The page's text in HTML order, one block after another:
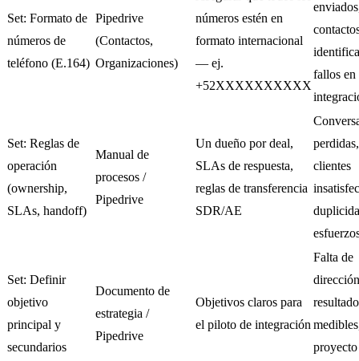
Set: Formato de
números de
teléfono (E.164)
Pipedrive
(Contactos,
Organizaciones)
números estén en
formato internacional
— ej.
+52XXXXXXXXXX
fallos en
Set: Reglas de
operación
(ownership,
SLAs, handoff)
Manual de
procesos /
Pipedrive
Un dueño por deal,
SLAs de respuesta,
reglas de transferencia
SDR/AE
perdidas,
clientes
Set: Definir
objetivo
principal y
secundarios
Documento de
estrategia /
Pipedrive
Objetivos claros para
el piloto de integración
Falta de